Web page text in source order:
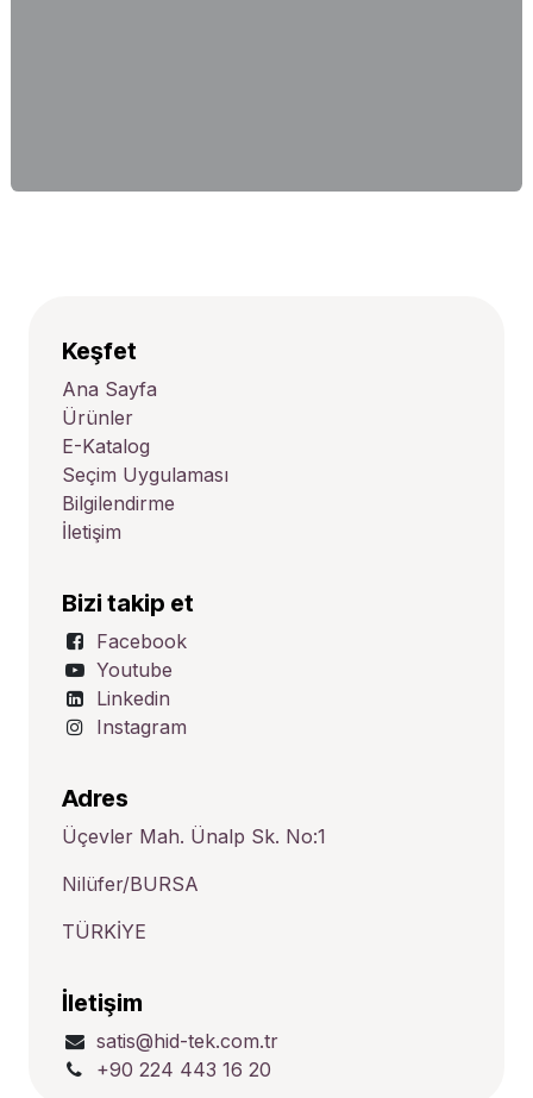
Keşfet
Ana Sayfa
Ürünler
E-Katalog
Seçim Uygulaması
Bilgilendirme
İletişim
Bizi takip et
Facebook
Youtube
Linkedin
Instagram
Adres
Üçevler Mah. Ünalp Sk. No:1
Nilüfer/BURSA
TÜRKİYE
İletişim
satis@hid-tek.com.tr
+90 224 443 16 20